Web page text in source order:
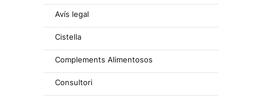
Avís legal
Cistella
Complements Alimentosos
Consultori